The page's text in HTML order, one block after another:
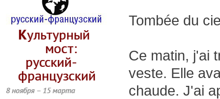
Культурный
мост:
русский-
французский
8 ноября – 15 марта
Tombée du
Ce matin, j'ai
veste. Elle
chaude. J'ai